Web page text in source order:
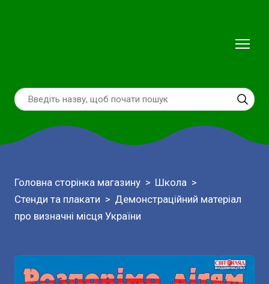
Головна сторінка магазину
Школа
Стенди та плакати
Демонстраційний матеріал
про визначні місця України